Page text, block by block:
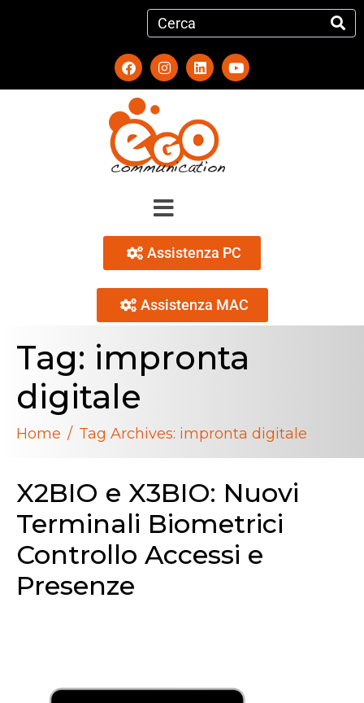
Assistenza PC
Assistenza MAC
Tag: impronta
digitale
Home Tag Archives: impronta digitale
X2BIO e X3BIO: Nuovi
Terminali Biometrici
Controllo Accessi e
Presenze